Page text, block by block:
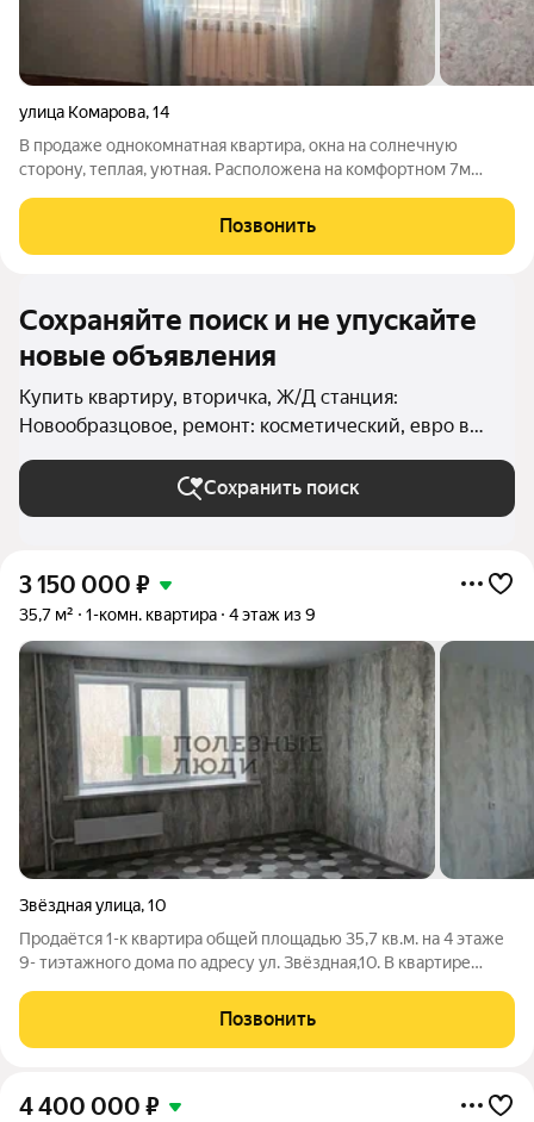
улица Комарова,14
В продаже однокомнатная квартира, окна на солнечную
сторону, теплая, уютная. Расположена на комфортном 7м
биметаллические радиаторы. Коммунальные платежи
экономичные. Дом кирпичный, хорошая
Позвонить
Сохраняйте поиск и не упускайте
новые объявления
Купить квартиру, вторичка, Ж/Д станция:
Новообразцовое, ремонт: косметический, евро в
Сызрани (округ Сызрань)
Сохранить поиск
3 150 000 ₽
35,7 м² 1-комн. квартира 4 этаж из 9
Звёздная улица,10
Продаётся 1-к квартира общей площадью 35,7 кв.м. на 4 этаже
9- тиэтажного дома по адресу ул. Звёздная,10. В квартире
окна, натяжные потолки, межкомнатные и входная двери.
Санузел совмещён. Стены и
Позвонить
4 400 000 ₽